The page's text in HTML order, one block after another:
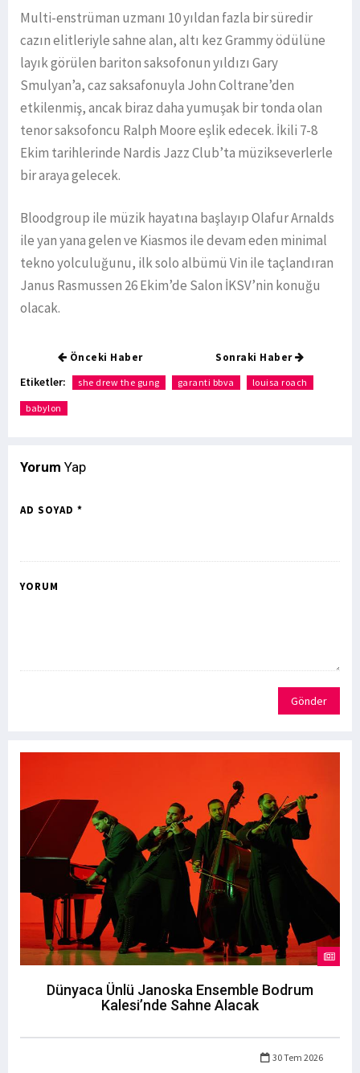
Multi-enstrüman uzmanı 10 yıldan fazla bir süredir
cazın elitleriyle sahne alan, altı kez Grammy ödülüne
layık görülen bariton saksofonun yıldızı Gary
Smulyan’a, caz saksafonuyla John Coltrane’den
etkilenmiş, ancak biraz daha yumuşak bir tonda olan
tenor saksofoncu Ralph Moore eşlik edecek. İkili 7-8
Ekim tarihlerinde Nardis Jazz Club’ta müzikseverlerle
bir araya gelecek.
Bloodgroup ile müzik hayatına başlayıp Olafur Arnalds
ile yan yana gelen ve Kiasmos ile devam eden minimal
tekno yolculuğunu, ilk solo albümü Vin ile taçlandıran
Janus Rasmussen 26 Ekim’de Salon İKSV’nin konuğu
olacak.
Önceki Haber Sonraki Haber
Etiketler: she drew the gung garanti bbva louisa roach
babylon
Yorum Yap
AD SOYAD *
YORUM
Gönder
Dünyaca Ünlü Janoska Ensemble Bodrum
Kalesi’nde Sahne Alacak
30 Tem 2026